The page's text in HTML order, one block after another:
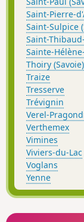
Saint-Pierre-
Saint-Sulpice
Saint-
Sainte-
Thoiry (Savoie)
Traize
Tresserve
Trévignin
Verel-
Verthemex
Vimines
Viviers-du-Lac
Voglans
Yenne